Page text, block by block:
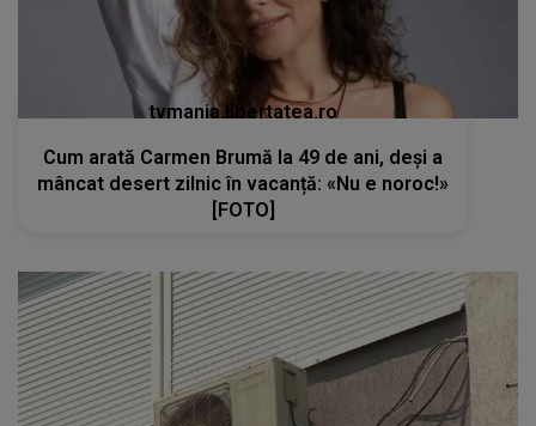
tvmania.libertatea.ro
Cum arată Carmen Brumă la 49 de ani, deși a
mâncat desert zilnic în vacanță: «Nu e noroc!»
[FOTO]